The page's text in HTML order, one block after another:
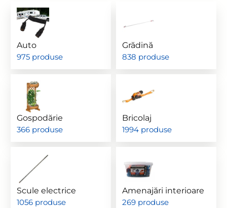
Auto
975 produse
Grădină
838 produse
Gospodărie
366 produse
Bricolaj
1994 produse
Scule electrice
1056 produse
Amenajări interioare
269 produse